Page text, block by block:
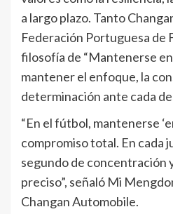
a largo plazo. Tanto
Federación Portuguesa de
filosofía de “Mantenerse en
mantener el enfoque, la
determinación ante cada
“En el fútbol, mantenerse
compromiso total. En cada
segundo de concentración
preciso”, señaló Mi
Changan Automobile.